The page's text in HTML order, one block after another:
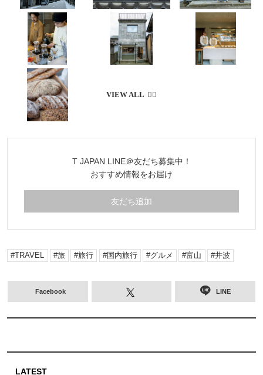
T JAPAN LINE＠友だち募集中！
おすすめ情報をお届け
友だち追加
TRAVEL 旅 旅行 国内旅行 グルメ 富山 井波
Facebook LINE
LATEST